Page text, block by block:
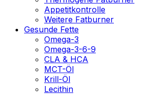
Appetitkontrolle
Weitere Fatburner
Gesunde Fette
Omega-3
Omega-3-6-9
CLA & HCA
MCT-Öl
Krill-Öl
Lecithin